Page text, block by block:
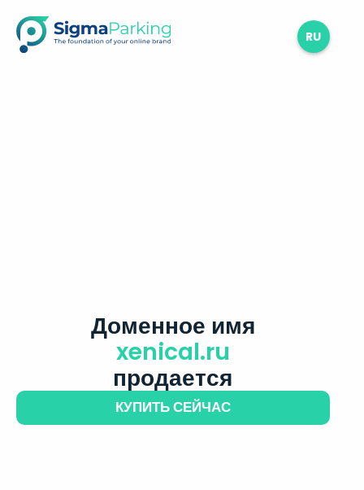
RU
Доменное имя
xenical.ru
продается
КУПИТЬ СЕЙЧАС